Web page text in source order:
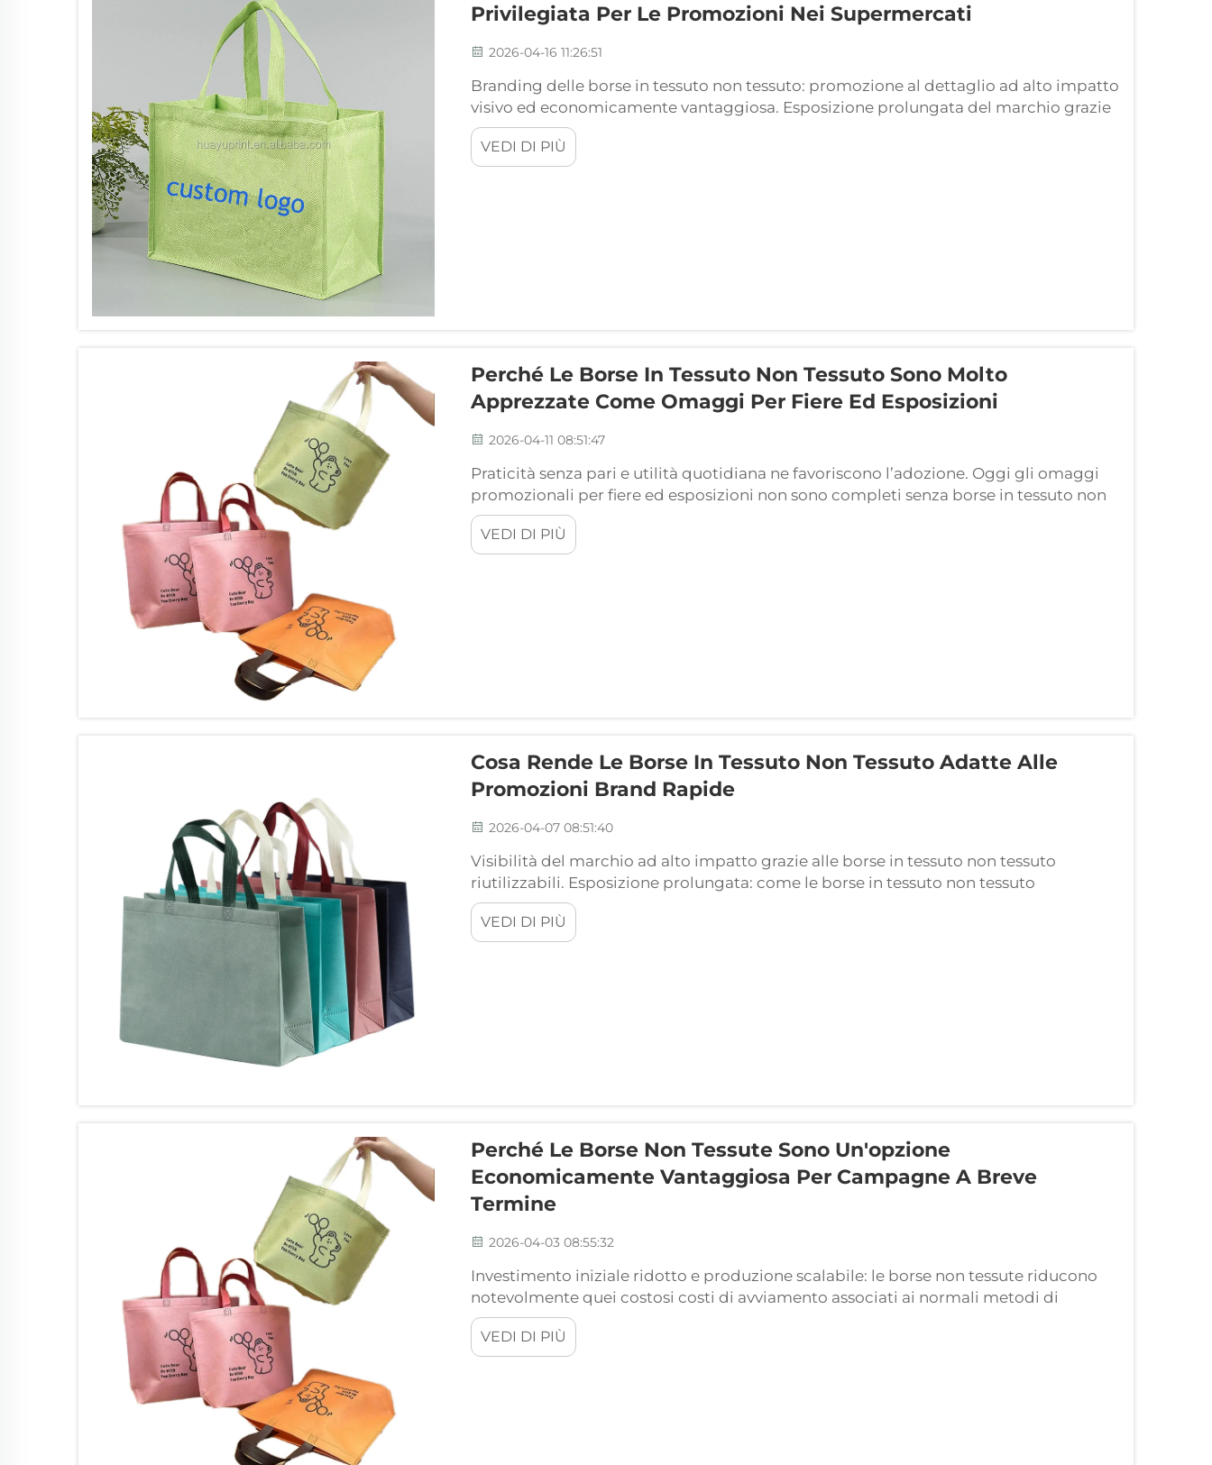
Privilegiata Per Le Promozioni Nei Supermercati
2026-04-16 11:26:51
Branding delle borse in tessuto non tessuto: promozione al dettaglio ad alto impatto
visivo ed economicamente vantaggiosa. Esposizione prolungata del marchio grazie
all’uso ripetuto da parte dei clienti. Quando le persone portano in giro le borse in
tessuto non tessuto, diventano involontariamente cartelloni pubblicitari ambulanti
per i brand.
VEDI DI PIÙ
Perché Le Borse In Tessuto Non Tessuto Sono Molto
Apprezzate Come Omaggi Per Fiere Ed Esposizioni
2026-04-11 08:51:47
Praticità senza pari e utilità quotidiana ne favoriscono l’adozione. Oggi gli omaggi
promozionali per fiere ed esposizioni non sono completi senza borse in tessuto non
tessuto. Rispondono alle esigenze immediate delle persone durante gli eventi e
restano poi utilizzabili in seguito per svariate finalità...
VEDI DI PIÙ
Cosa Rende Le Borse In Tessuto Non Tessuto Adatte Alle
Promozioni Brand Rapide
2026-04-07 08:51:40
Visibilità del marchio ad alto impatto grazie alle borse in tessuto non tessuto
riutilizzabili. Esposizione prolungata: come le borse in tessuto non tessuto
trasformano i clienti in ambasciatori mobili del brand. Quando le persone portano in
giro queste borse riutilizzabili in tessuto non tessuto, diventano cartelloni
pubblicitari ambulanti per i brand senza...
VEDI DI PIÙ
Perché Le Borse Non Tessute Sono Un'opzione
Economicamente Vantaggiosa Per Campagne A Breve
Termine
2026-04-03 08:55:32
Investimento iniziale ridotto e produzione scalabile: le borse non tessute riducono
notevolmente quei costosi costi di avviamento associati ai normali metodi di
produzione. Anche il processo produttivo è molto più semplice, poiché utilizza un
materiale chiamato polipropilene spunbond che non...
VEDI DI PIÙ